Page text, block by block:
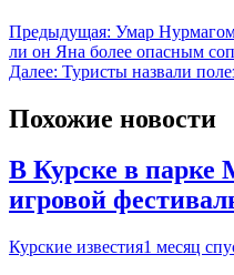
Предыдущая: Умар
ли он Яна более опасным
Далее: Туристы назвали
Похожие новости
В Курске в парке
игровой
Курские известия1 месяц